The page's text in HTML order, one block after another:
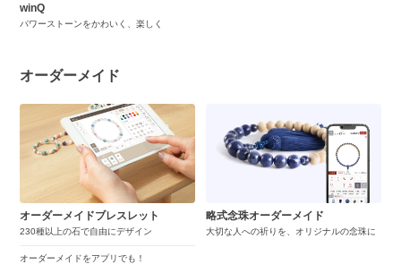
winQ
パワーストーンをかわいく、楽しく
オーダーメイド
オーダーメイドブレスレット
230種以上の石で自由にデザイン
オーダーメイドをアプリでも！
略式念珠オーダーメイド
大切な人への祈りを、オリジナルの念珠に